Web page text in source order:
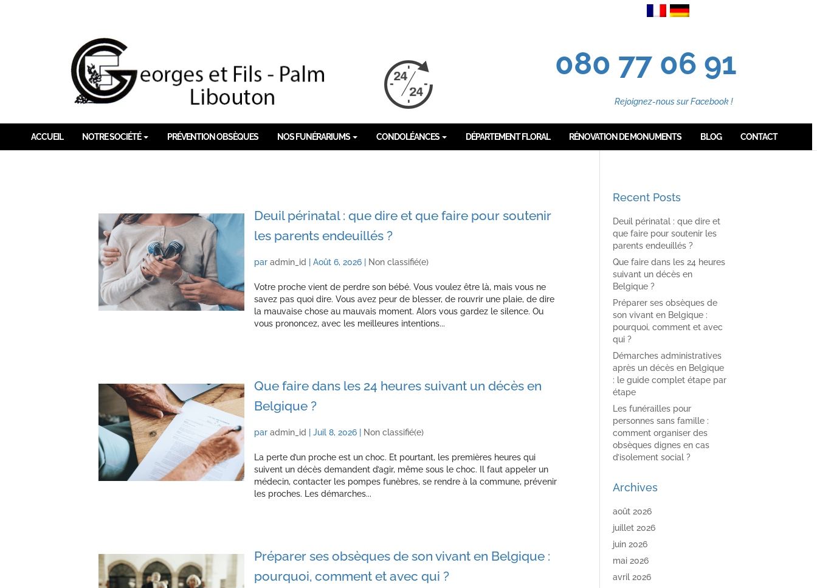
080 77 06 91
Rejoignez-nous sur Facebook !
ACCUEIL NOTRE SOCIÉTÉ PRÉVENTION OBSÈQUES NOS FUNÉRARIUMS CONDOLÉANCES DÉPARTEMENT FLORAL RÉNOVATION DE MONUMENTS BLOG CONTACT
Deuil périnatal : que dire et que faire pour soutenir
les parents endeuillés ?
par admin_id Août 6, 2026| Non classifié(e)
Votre proche vient de perdre son bébé. Vous voulez être là, mais vous ne
savez pas quoi dire. Vous avez peur de blesser, de rouvrir une plaie, de dire
la mauvaise chose au mauvais moment. Alors vous gardez le silence. Ou
vous prononcez, avec les meilleures intentions...
Que faire dans les 24 heures suivant un décès en
Belgique ?
par admin_id Juil 8, 2026| Non classifié(e)
La perte d’un proche est un choc. Et pourtant, les premières heures qui
suivent un décès demandent d’agir, même sous le choc. Il faut appeler un
médecin, contacter les pompes funèbres, se rendre à la commune, prévenir
les proches. Les démarches...
Préparer ses obsèques de son vivant en Belgique :
pourquoi, comment et avec qui ?
Recent Posts
Deuil périnatal : que dire et
que faire pour soutenir les
parents endeuillés ?
Que faire dans les 24 heures
suivant un décès en
Belgique ?
Préparer ses obsèques de
son vivant en Belgique :
pourquoi, comment et avec
qui ?
Démarches administratives
après un décès en Belgique
: le guide complet étape par
étape
Les funérailles pour
personnes sans famille :
comment organiser des
obsèques dignes en cas
d’isolement social ?
Archives
août 2026
juillet 2026
juin 2026
mai 2026
avril 2026